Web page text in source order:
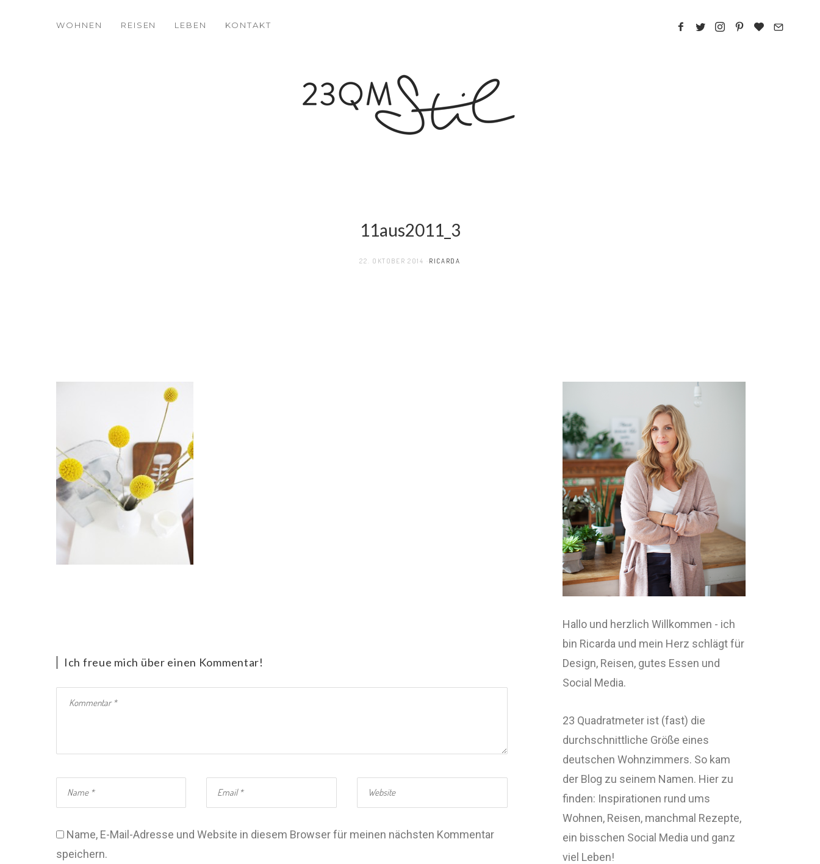
WOHNEN REISEN LEBEN KONTAKT
11aus2011_3
22. OKTOBER 2014 RICARDA
Ich freue mich über einen Kommentar!
Name, E-Mail-Adresse und Website in diesem Browser für meinen nächsten Kommentar
speichern.
Hallo und herzlich Willkommen - ich
bin Ricarda und mein Herz schlägt für
Design, Reisen, gutes Essen und
Social Media.
23 Quadratmeter ist (fast) die
durchschnittliche Größe eines
deutschen Wohnzimmers. So kam
der Blog zu seinem Namen. Hier zu
finden: Inspirationen rund ums
Wohnen, Reisen, manchmal Rezepte,
ein bisschen Social Media und ganz
viel Leben!